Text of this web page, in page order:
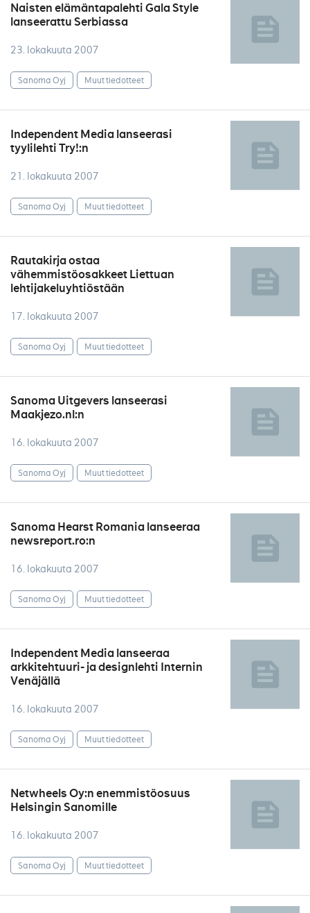
Naisten elämäntapalehti Gala Style
lanseerattu Serbiassa
23. lokakuuta 2007
Sanoma Oyj Muut tiedotteet
Independent Media lanseerasi
tyylilehti Try!:n
21. lokakuuta 2007
Sanoma Oyj Muut tiedotteet
Rautakirja ostaa
vähemmistöosakkeet Liettuan
lehtijakeluyhtiöstään
17. lokakuuta 2007
Sanoma Oyj Muut tiedotteet
Sanoma Uitgevers lanseerasi
Maakjezo.nl:n
16. lokakuuta 2007
Sanoma Oyj Muut tiedotteet
Sanoma Hearst Romania lanseeraa
newsreport.ro:n
16. lokakuuta 2007
Sanoma Oyj Muut tiedotteet
Independent Media lanseeraa
arkkitehtuuri- ja designlehti Internin
Venäjällä
16. lokakuuta 2007
Sanoma Oyj Muut tiedotteet
Netwheels Oy:n enemmistöosuus
Helsingin Sanomille
16. lokakuuta 2007
Sanoma Oyj Muut tiedotteet